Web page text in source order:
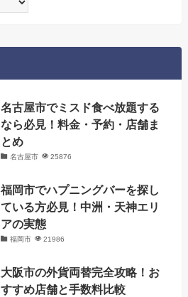
名古屋市でミスド食べ放題する
なら必見！料金・予約・店舗ま
とめ
名古屋市 25876
福岡市でハプニングバーを探し
ている方必見！中洲・天神エリ
アの実態
福岡市 21986
大阪市の外貨両替完全攻略！お
すすめ店舗と手数料比較